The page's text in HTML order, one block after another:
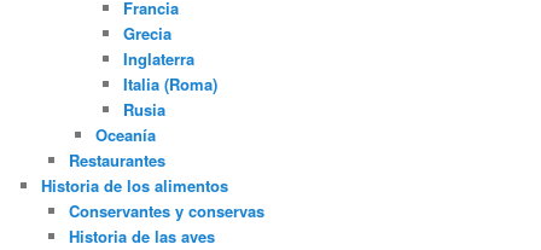
Francia
Grecia
Inglaterra
Italia (Roma)
Rusia
Oceanía
Restaurantes
Historia de los alimentos
Conservantes y conservas
Historia de las aves